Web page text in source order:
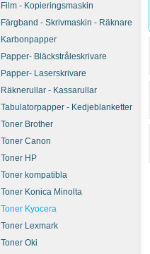
Film - Kopieringsmaskin
Färgband - Skrivmaskin - Räknare
Karbonpapper
Papper- Bläckstråleskrivare
Papper- Laserskrivare
Räknerullar - Kassarullar
Tabulatorpapper - Kedjeblanketter
Toner Brother
Toner Canon
Toner HP
Toner kompatibla
Toner Konica Minolta
Toner Kyocera
Toner Lexmark
Toner Oki